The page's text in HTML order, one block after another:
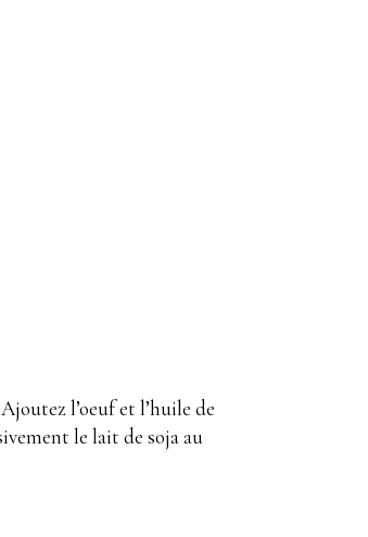
l’oeuf et l’huile de
le lait de soja au